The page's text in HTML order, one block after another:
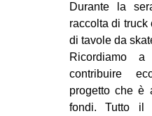
Durante la
raccolta di
di tavole da
Ricordiamo
contribuire
progetto che è
fondi. Tutto il